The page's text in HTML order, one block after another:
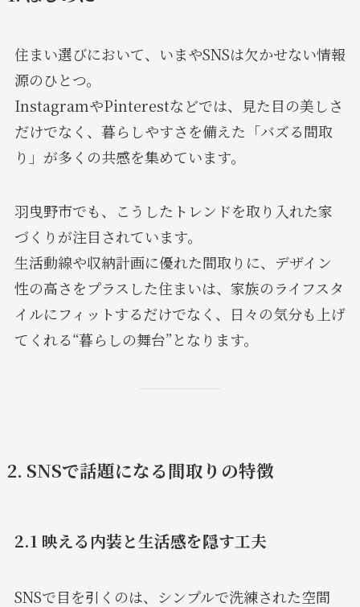
住まい選びにおいて、いまやSNSは欠かせない情報
源のひとつ。
InstagramやPinterestなどでは、見た目の美しさ
だけでなく、暮らしやすさを備えた「バズる間取
り」が多くの共感を集めています。
羽曳野市でも、こうしたトレンドを取り入れた家
づくりが注目されています。
生活動線や収納計画に優れた間取りに、デザイン
性の高さをプラスした住まいは、家族のライフスタ
イルにフィットするだけでなく、日々の気分も上げ
てくれる“暮らしの舞台”となります。
2. SNSで話題になる間取りの特徴
2.1 映える内装と生活感を隠す工夫
SNSで目を引くのは、シンプルで洗練された空間